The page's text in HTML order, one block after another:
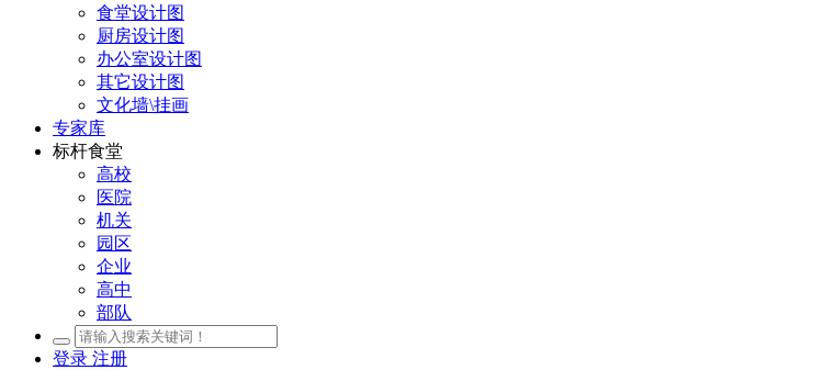
食堂设计图
厨房设计图
办公室设计图
其它设计图
文化墙\挂画
专家库
标杆食堂
高校
医院
机关
园区
企业
高中
部队
登录 注册